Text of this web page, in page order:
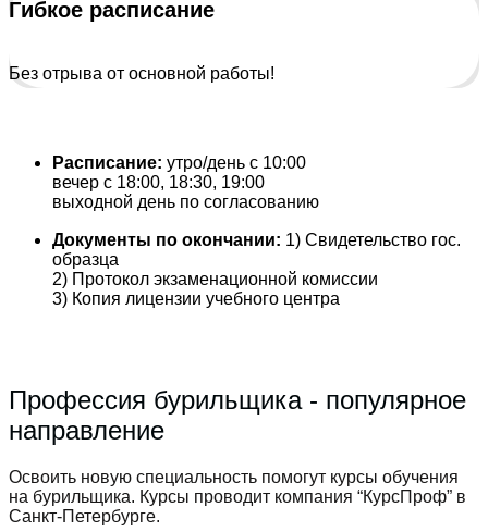
Гибкое расписание
Без отрыва от основной работы!
Расписание: утро/день с 10:00
вечер с 18:00, 18:30, 19:00
выходной день по согласованию
Документы по окончании: 1) Свидетельство гос.
образца
2) Протокол экзаменационной комиссии
3) Копия лицензии учебного центра
Профессия бурильщика - популярное
направление
Освоить новую специальность помогут курсы обучения
на бурильщика. Курсы проводит компания “КурсПроф” в
Санкт-Петербурге.